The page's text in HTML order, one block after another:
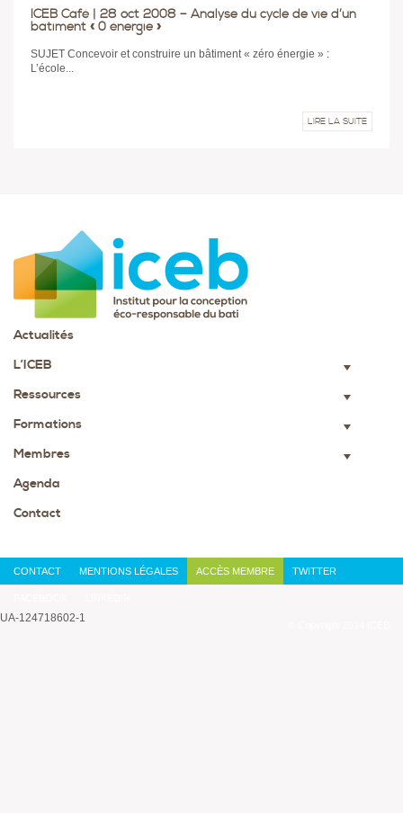
ICEB Café | 28 oct 2008 – Analyse du cycle de vie d’un
bâtiment « 0 énergie »
SUJET Concevoir et construire un bâtiment « zéro énergie » :
L’école...
LIRE LA SUITE
Actualités
L’ICEB
▼
Ressources ▼
Formations ▼
Membres ▼
Agenda
Contact
CONTACT MENTIONS LÉGALES ACCÈS MEMBRE TWITTER
UA-124718602-1